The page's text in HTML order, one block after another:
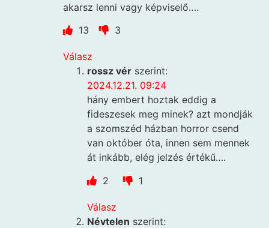
akarsz lenni vagy képviselő….
13
3
Válasz
rossz vér szerint:
2024.12.21. 09:24
hány embert hoztak eddig a
fideszesek meg minek? azt mondják
a szomszéd házban horror csend
van október óta, innen sem mennek
át inkább, elég jelzés értékű….
2
1
Válasz
Névtelen szerint: